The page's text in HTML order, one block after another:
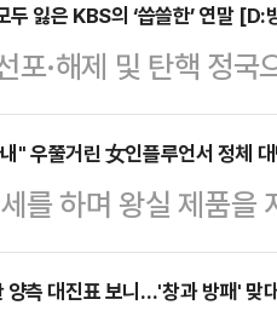
활'로 조연상을 받았
시기에 이렇게 서로
된 것은 감사한 일인
라 떨리는데 뜻깊은
인의 탈출'을 탄생시
두 잃은 KBS의 ‘씁쓸한’ 연말 [D:
포·해제 및 탄핵 정
만 이 틈을 뉴스 특보
상기시키고 있다.
뢰도를 입증했으며,
대감도 크지 않은 상
는 뉴스 특보로
" 우쭐거린 女인플루언서 정체
를 하며 왕실 제품을
의 계정이 삭제됐다
따르면 외국인 배
양측 대진표 보니…'창과 방패' 맞